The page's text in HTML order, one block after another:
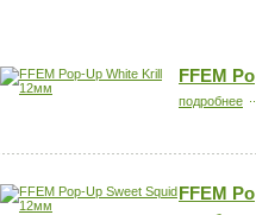
FFEM
подробнее
FFEM